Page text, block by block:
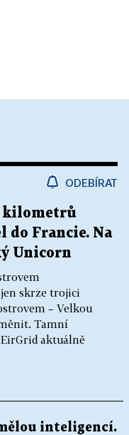
ODEBÍRAT
kilometrů
do Francie. Na
Unicorn
skrze trojici
– Velkou
Tamní
aktuálně
inteligencí.